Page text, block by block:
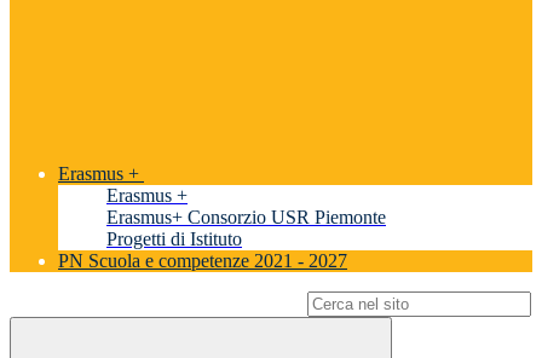
Erasmus +
Erasmus +
Erasmus+ Consorzio USR Piemonte
Progetti di Istituto
PN Scuola e competenze 2021 - 2027